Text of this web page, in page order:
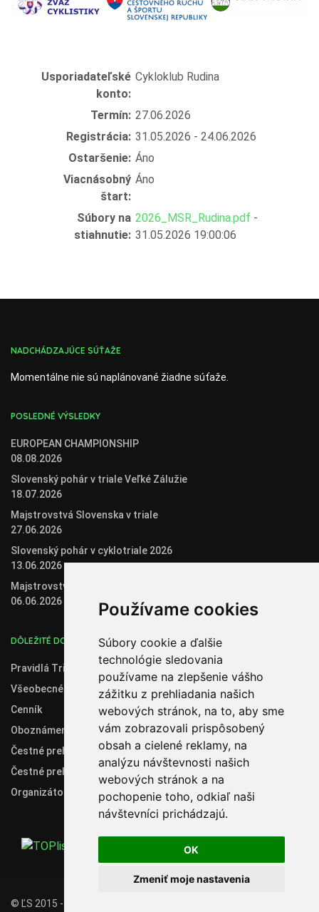
Používame cookies
Súbory cookie a ďalšie
technológie sledovania
používame na zlepšenie vášho
zážitku z prehliadania našich
webových stránok, na to, aby sme
vám zobrazovali prispôsobený
obsah a cielené reklamy, na
analýzu návštevnosti našich
webových stránok a na
pochopenie toho, odkiaľ naši
návštevníci prichádzajú.
OK
Zmeniť moje nastavenia
Usporiadateľské
konto:
Cykloklub Rudina
Termín: 27.06.2026
Registrácia: 31.05.2026 - 24.06.2026
Ostaršenie: Áno
Viacnásobný
štart:
Áno
Súbory na
stiahnutie:
2026_MSR_Rudina.pdf -
31.05.2026 19:00:06
NADCHÁDZAJÚCE SÚŤAŽE
Momentálne nie sú naplánované žiadne súťaže.
POSLEDNÉ VÝSLEDKY
EUROPEAN CHAMPIONSHIP
08.08.2026
Slovenský pohár v triale Veľké Zálužie
18.07.2026
Majstrovstvá Slovenska v triale
27.06.2026
Slovenský pohár v cyklotriale 2026
13.06.2026
Majstrovstvá Slovenska v biketriale
06.06.2026
DÔLEŽITÉ DOKUMENTY
Pravidlá Trial 2020
Všeobecné obchodné podmienky
Cenník
Oboznámenie so spracúvaním osobných údajov
Čestné prehlásenie administrátora klubového konta
Čestné prehlásenie organizátora súťaží
Organizátori
© ĽS 2015 - 2019 - 2026